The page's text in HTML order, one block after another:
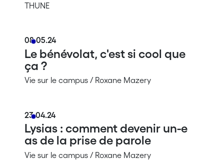
THUNE
08.05.24
Le bénévolat, c'est si cool que
ça ?
Vie sur le campus / Roxane Mazery
23.04.24
Lysias : comment devenir un-e
as de la prise de parole
Vie sur le campus / Roxane Mazery